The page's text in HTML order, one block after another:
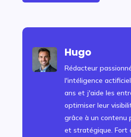
Hugo
Rédacteur
l'intéligence
ans et j'aide les
optimiser leur
grâce à un contenu
et stratégique. Fort